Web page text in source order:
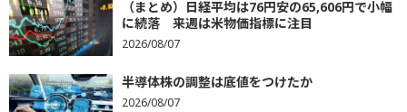
（まとめ）日経平均は76円安の65,606円で小幅
に続落 来週は米物価指標に注目
2026/08/07
半導体株の調整は底値をつけたか
2026/08/07